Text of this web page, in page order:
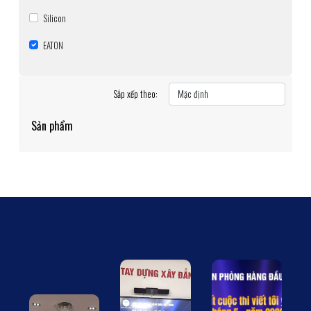
Silicon
EATON
Sản phẩm
Sắp xếp theo: